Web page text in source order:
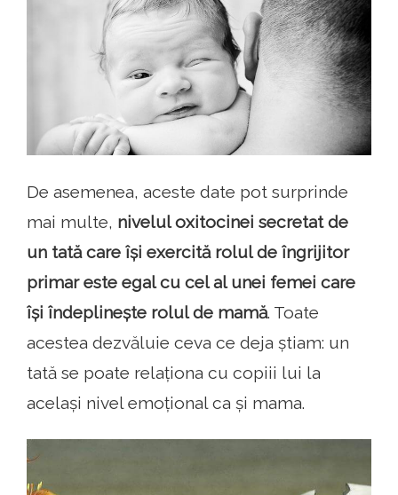
De asemenea, aceste date pot surprinde
mai multe, nivelul oxitocinei secretat de
un tată care își exercită rolul de îngrijitor
primar este egal cu cel al unei femei care
își îndeplinește rolul de mamă. Toate
acestea dezvăluie ceva ce deja știam: un
tată se poate relaționa cu copiii lui la
același nivel emoțional ca și mama.